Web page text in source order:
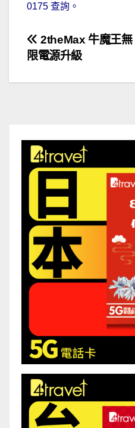
0175 查詢。
文
章
2theMax 牛魔王無
限電源升級